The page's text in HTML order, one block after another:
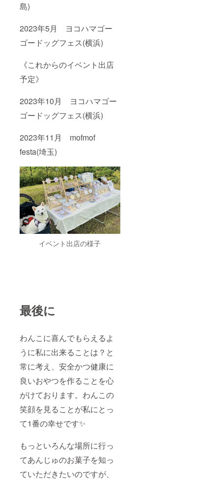
島)
2023年5月 ヨコハマゴー
ゴードッグフェス(横浜)
《これからのイベント出店
予定》
2023年10月 ヨコハマゴー
ゴードッグフェス(横浜)
2023年11月 mofmof
festa(埼玉)
イベント出店の様子
最後に
わんこに喜んでもらえるよ
うに私に出来ることは？と
常に考え、安全かつ健康に
良いおやつを作ることを心
がけております。わんこの
笑顔を見ることが私にとっ
て1番の幸せです✨
もっといろんな場所に行っ
てあんじゅのお菓子を知っ
ていただきたいのですが、